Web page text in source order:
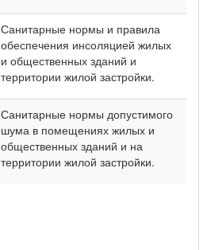
Санитарные нормы и правила
обеспечения инсоляцией жилых
и общественных зданий и
территории жилой застройки.
Санитарные нормы допустимого
шума в помещениях жилых и
общественных зданий и на
территории жилой застройки.